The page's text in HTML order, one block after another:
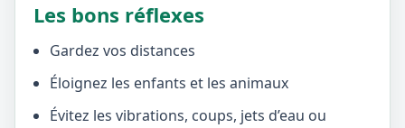
Les bons réflexes
Gardez vos distances
Éloignez les enfants et les animaux
Évitez les vibrations, coups, jets d’eau ou